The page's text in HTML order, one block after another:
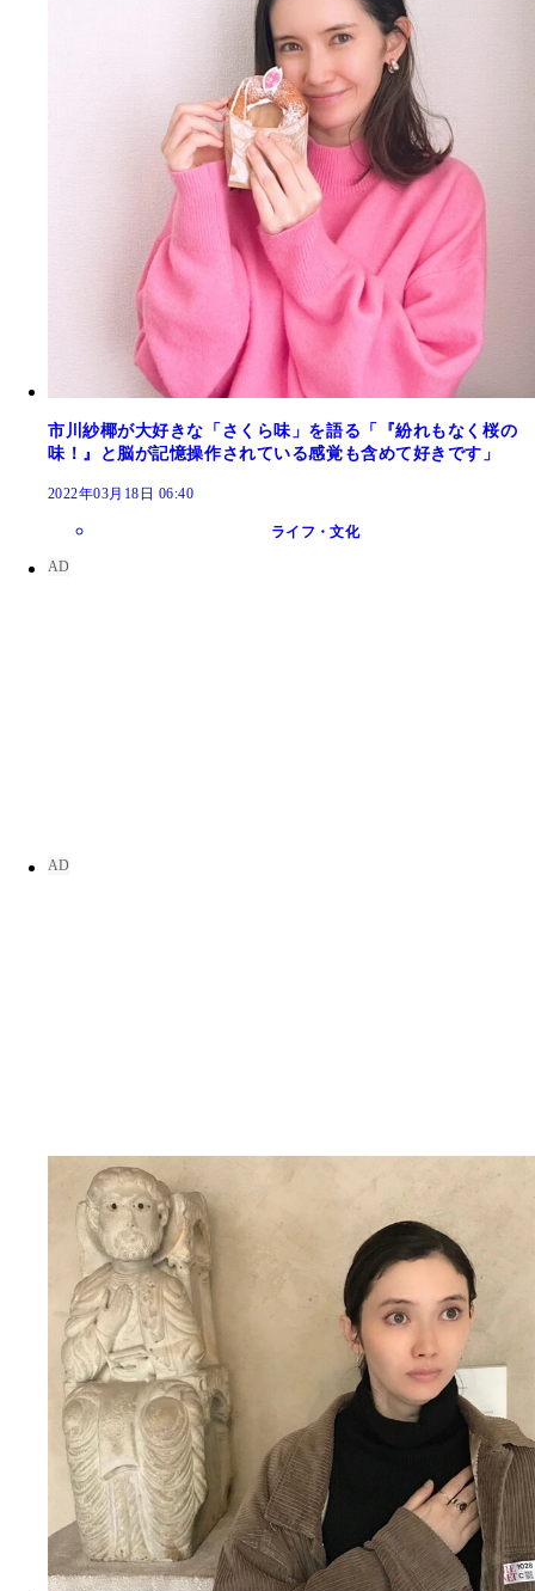
市川紗椰が大好きな「さくら味」を語る「『紛れもなく桜の
味！』と脳が記憶操作されている感覚も含めて好きです」
2022年03月18日 06:40
ライフ・文化